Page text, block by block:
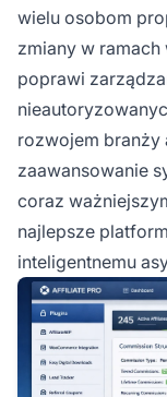
wielu osobom
zmiany w
poprawi
rozwojem branży
zaawansowanie
coraz
najlepsze
inteligentnemu